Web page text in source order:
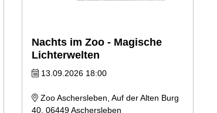
Nachts im Zoo - Magische
Lichterwelten
13.09.2026 18:00
Zoo Aschersleben, Auf der Alten Burg
40, 06449 Aschersleben